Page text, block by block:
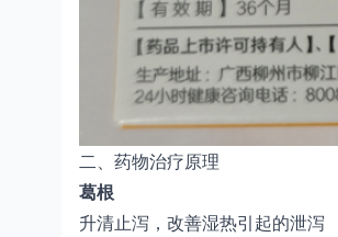
二、药物治疗原理
葛根
升清止泻，改善湿热引起的泄泻